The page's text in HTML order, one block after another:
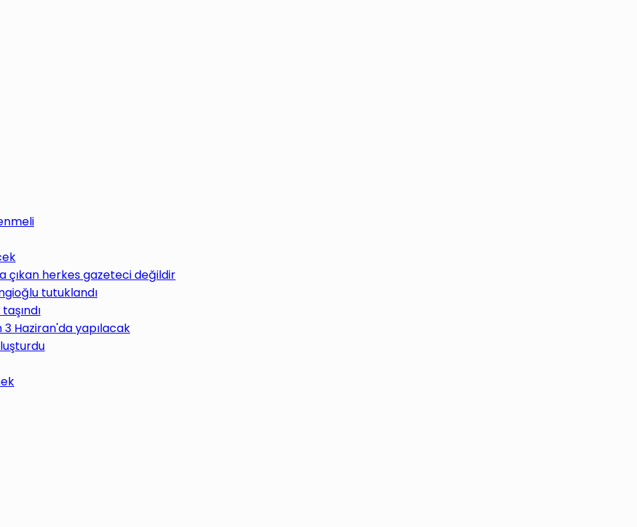
çıkan herkes gazeteci değildir
tutuklandı
3 Haziran'da yapılacak